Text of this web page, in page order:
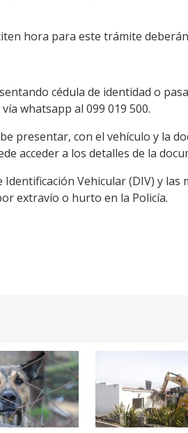
hora para este trámite
cédula de identidad o
whatsapp al 099 019 500.
presentar, con el vehículo y la
acceder a los detalles de la
Vehicular (DIV) y las
extravío o hurto en la Policía.